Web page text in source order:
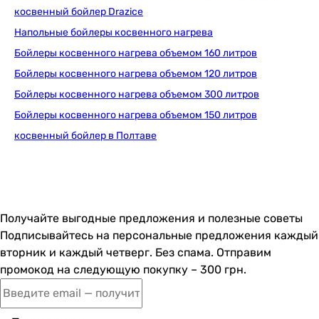
контур рециркуляции, с теплоизоляцией
магниевый (пассивный) анод
магниевый (пассивный) анод
титановый (активный) анод
магниевый (пассивный) анод
Производство
Словения
Словакия
Германия
Германия
Комплектация
бойлер косвенного нагрева, инструкция по
косвенный бойлер Drazice
Напольные бойлеры косвенного нагрева
Бойлеры косвенного нагрева объемом 160 литров
Бойлеры косвенного нагрева объемом 120 литров
Бойлеры косвенного нагрева объемом 300 литров
Бойлеры косвенного нагрева объемом 150 литров
косвенный бойлер в Полтаве
Получайте выгодные предложения и полезные советы
Подписывайтесь на персональные предложения каждый
вторник и каждый четверг. Без спама. Отправим
промокод на следующую покупку – 300 грн.